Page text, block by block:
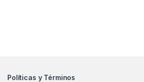
Políticas y Términos